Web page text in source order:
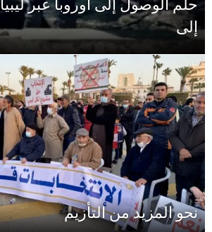
حلم الوصول إلى أوروبا عبر
إلى
نحو المزيد من التأزيم